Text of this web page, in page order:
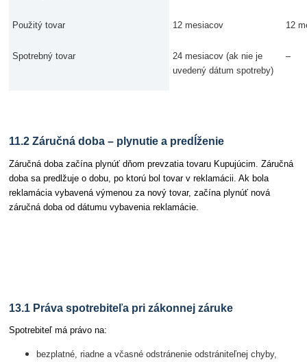
Použitý tovar 12 mesiacov 12
Spotrebný tovar
24 mesiacov (ak nie je
uvedený dátum spotreby)
–
11.2 Záručná doba – plynutie a predĺženie
Záručná doba začína plynúť dňom prevzatia tovaru Kupujúcim. Záručná
doba sa predlžuje o dobu, po ktorú bol tovar v reklamácii. Ak bola
reklamácia vybavená výmenou za nový tovar, začína plynúť nová
záručná doba od dátumu vybavenia reklamácie.
13.1 Práva spotrebiteľa pri zákonnej záruke
Spotrebiteľ má právo na:
bezplatné, riadne a včasné odstránenie odstrániteľnej chyby,